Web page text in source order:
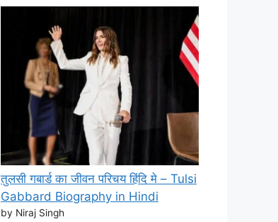
तुलसी गबार्ड का जीवन परिचय हिंदि मे – Tulsi
Gabbard Biography in Hindi
by Niraj Singh